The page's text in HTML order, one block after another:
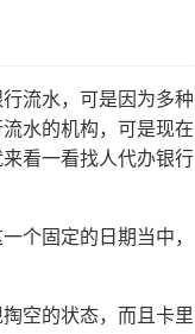
流水，可是因为多种
水的机构，可是现在
看一看找人代办银行
个固定的日期当中，
空的状态，而且卡里